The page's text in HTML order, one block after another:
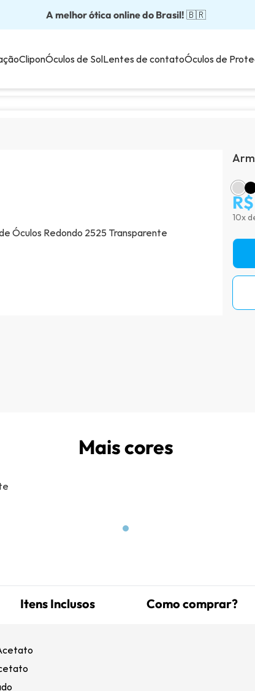
A melhor ótica online do Brasil! 🇧🇷
Óculos completos partir: R$199
Adquira em até 10x sem juros!💙
Enviamos para todo o Brasil!
Óculos de grau com preço justo!
CliponÓculos de SolLentes de contatoÓculos de
10x
Mais cores
Itens Inclusos Como comprar?